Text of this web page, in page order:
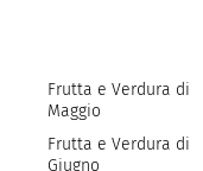
Frutta e Verdura di
Maggio
Frutta e Verdura di
Giugno